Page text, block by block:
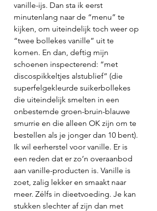
vanille-ijs. Dan sta ik eerst
minutenlang naar de “menu” te
kijken, om uiteindelijk toch weer op
“twee bollekes vanille” uit te
komen. En dan, deftig mijn
schoenen inspecterend: “met
discospikkeltjes alstublief” (die
superfelgekleurde suikerbollekes
die uiteindelijk smelten in een
onbestemde groen-bruin-blauwe
smurrie en die alleen OK zijn om te
bestellen als je jonger dan 10 bent).
Ik wil eerherstel voor vanille. Er is
een reden dat er zo’n overaanbod
aan vanille-producten is. Vanille is
zoet, zalig lekker en smaakt naar
meer. Zélfs in dieetvoeding. Je kan
stukken slechter af zijn dan met